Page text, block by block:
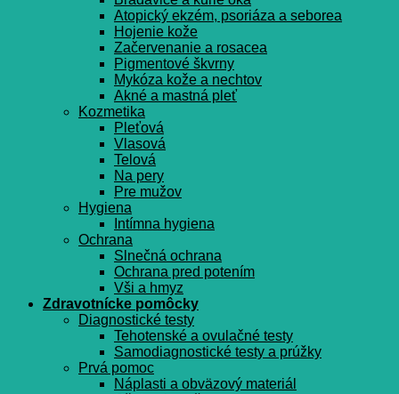
Atopický ekzém, psoriáza a seborea
Hojenie kože
Začervenanie a rosacea
Pigmentové škvrny
Mykóza kože a nechtov
Akné a mastná pleť
Kozmetika
Pleťová
Vlasová
Telová
Na pery
Pre mužov
Hygiena
Intímna hygiena
Ochrana
Slnečná ochrana
Ochrana pred potením
Vši a hmyz
Zdravotnícke pomôcky
Diagnostické testy
Tehotenské a ovulačné testy
Samodiagnostické testy a prúžky
Prvá pomoc
Náplasti a obväzový materiál